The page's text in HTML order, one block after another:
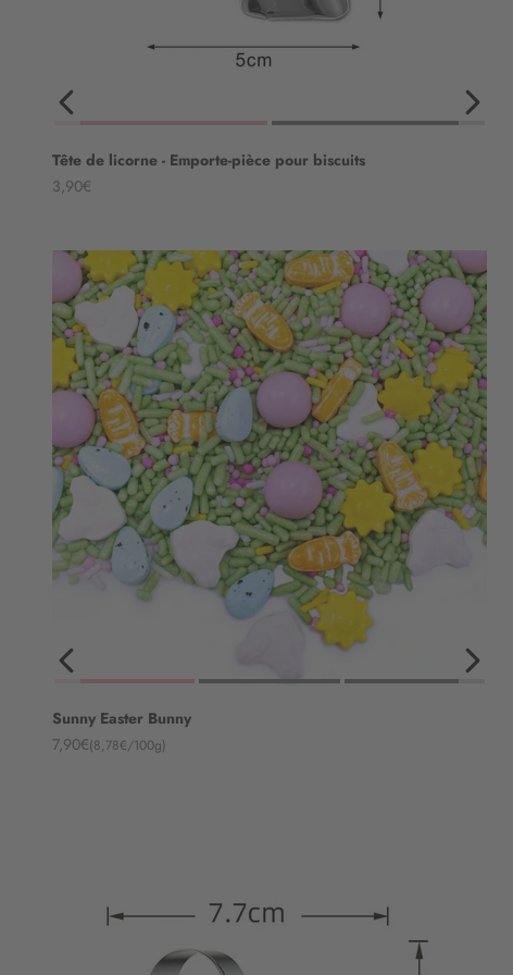
Tête de licorne - Emporte-pièce pour biscuits
Angebot
3,90€
Sunny Easter Bunny
Angebot
7,90€(8,78€/100g)